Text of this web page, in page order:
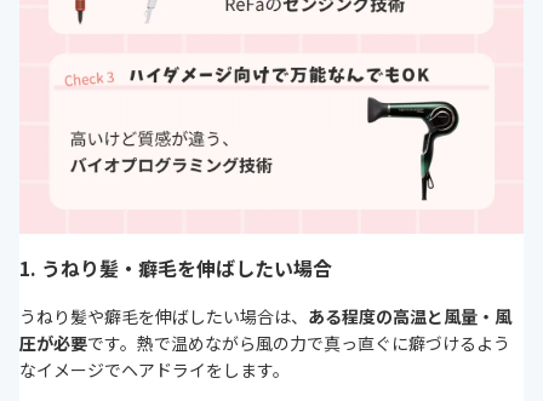
1. うねり髪・癖毛を伸ばしたい場合
うねり髪や癖毛を伸ばしたい場合は、 ある程度の高温と風量・風
圧が必要です。熱で温めながら風の力で真っ直ぐに癖づけるよう
なイメージでヘアドライをします。